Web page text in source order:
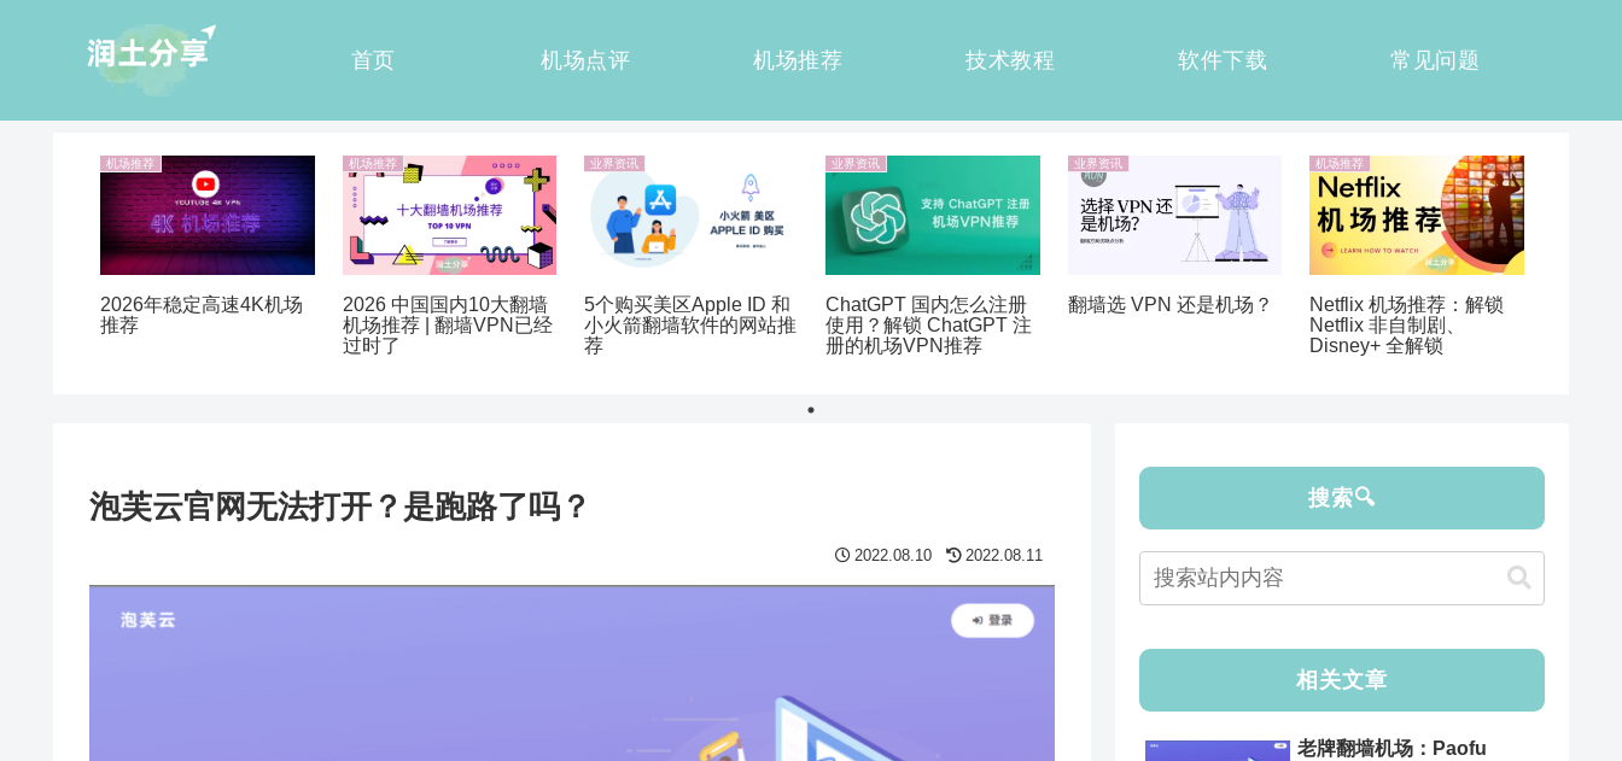
首页 机场点评 机场推荐 技术教程 软件下载 常见问题
机场推荐
2026年稳定高速4K机场
推荐
机场推荐
2026 中国国内10大翻墙
机场推荐 | 翻墙VPN已经
过时了
业界资讯
5个购买美区Apple ID 和
小火箭翻墙软件的网站推
荐
业界资讯
ChatGPT 国内怎么注册
使用？解锁 ChatGPT 注
册的机场VPN推荐
业界资讯
翻墙选 VPN 还是机场？
机场推荐
Netflix 机场推荐：解锁
Netflix 非自制剧、
Disney+ 全解锁
泡芙云官网无法打开？是跑路了吗？
2022.08.10 2022.08.11
搜索🔍
相关文章
老牌翻墙机场：Paofu